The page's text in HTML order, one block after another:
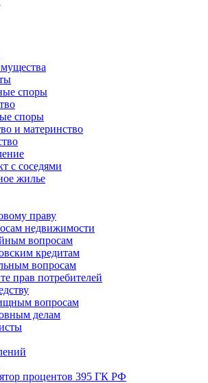
споры
споры
и материнство
с соседями
жилье
праву
недвижимости
вопросам
кредитам
вопросам
прав потребителей
вопросам
делам
процентов 395 ГК РФ